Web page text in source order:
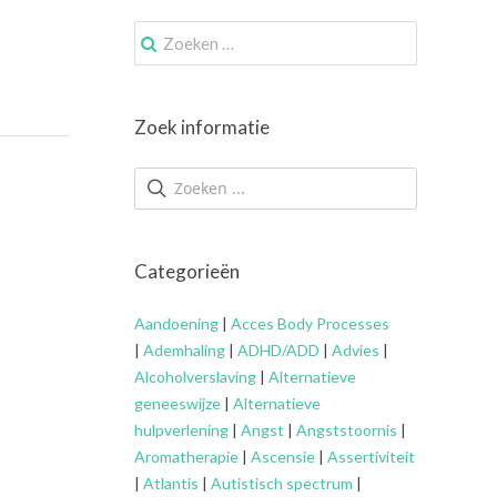
Zoek
naar:
Zoek informatie
Categorieën
Aandoening | Acces Body Processes
| Ademhaling | ADHD/ADD | Advies |
Alcoholverslaving | Alternatieve
geneeswijze | Alternatieve
hulpverlening | Angst | Angststoornis |
Aromatherapie | Ascensie | Assertiviteit
| Atlantis | Autistisch spectrum |